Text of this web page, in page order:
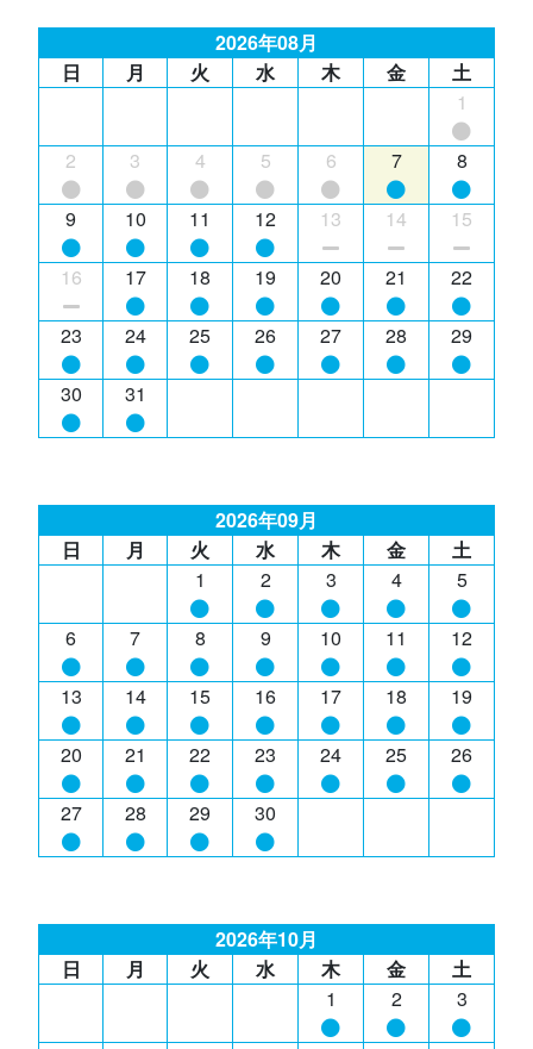
2026年08月
日
月 火 水 木 金
土
1
2 3 4 5 6 7 8
9 10 11 12 13 14 15
16 17 18 19 20 21 22
23 24 25 26 27 28 29
30 31
2026年09月
日
月 火 水 木 金
土
1
2 3 4 5
6 7 8 9 10 11 12
13 14 15 16 17 18 19
20 21 22 23 24 25 26
27 28 29 30
2026年10月
日
月 火 水 木 金
土
1
2 3